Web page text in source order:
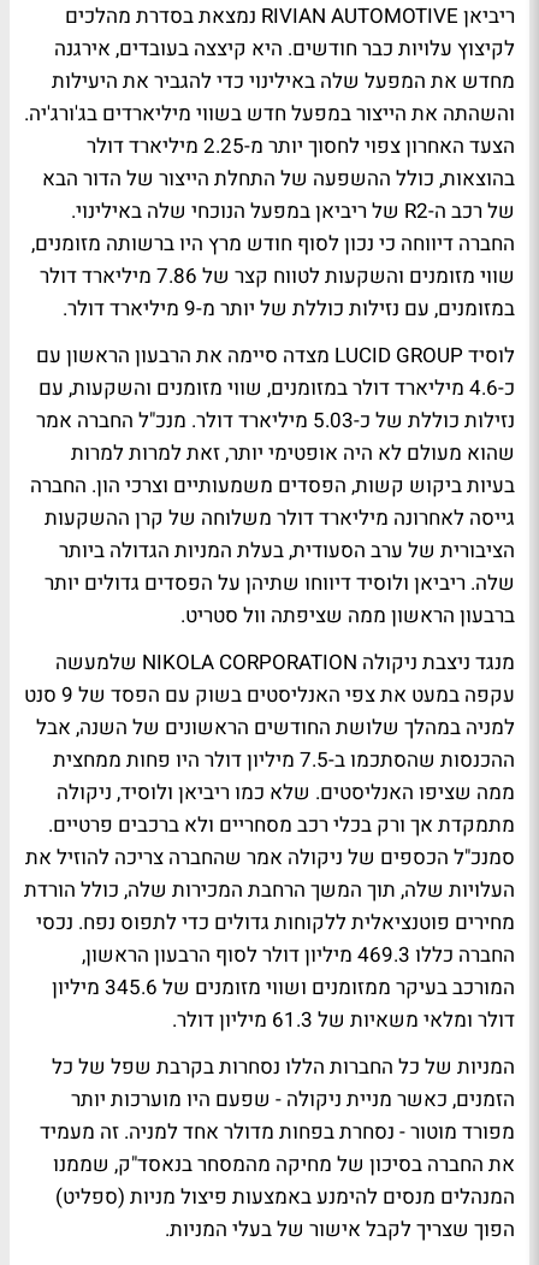
ריביאן RIVIAN AUTOMOTIVE נמצאת בסדרת מהלכים
לקיצוץ עלויות כבר חודשים. היא קיצצה בעובדים, אירגנה
מחדש את המפעל שלה באילינוי כדי להגביר את היעילות
והשהתה את הייצור במפעל חדש בשווי מיליארדים בג'ורג'יה.
הצעד האחרון צפוי לחסוך יותר מ-2.25 מיליארד דולר
בהוצאות, כולל ההשפעה של התחלת הייצור של הדור הבא
של רכב ה-R2 של ריביאן במפעל הנוכחי שלה באילינוי.
החברה דיווחה כי נכון לסוף חודש מרץ היו ברשותה מזומנים,
שווי מזומנים והשקעות לטווח קצר של 7.86 מיליארד דולר
במזומנים, עם נזילות כוללת של יותר מ-9 מיליארד דולר.
לוסיד LUCID GROUP מצדה סיימה את הרבעון הראשון עם
כ-4.6 מיליארד דולר במזומנים, שווי מזומנים והשקעות, עם
נזילות כוללת של כ-5.03 מיליארד דולר. מנכ"ל החברה אמר
שהוא מעולם לא היה אופטימי יותר, זאת למרות למרות
בעיות ביקוש קשות, הפסדים משמעותיים וצרכי הון. החברה
גייסה לאחרונה מיליארד דולר משלוחה של קרן ההשקעות
הציבורית של ערב הסעודית, בעלת המניות הגדולה ביותר
שלה. ריביאן ולוסיד דיווחו שתיהן על הפסדים גדולים יותר
ברבעון הראשון ממה שציפתה וול סטריט.
מנגד ניצבת ניקולה NIKOLA CORPORATION שלמעשה
עקפה במעט את צפי האנליסטים בשוק עם הפסד של 9 סנט
למניה במהלך שלושת החודשים הראשונים של השנה, אבל
ההכנסות שהסתכמו ב-7.5 מיליון דולר היו פחות ממחצית
ממה שציפו האנליסטים. שלא כמו ריביאן ולוסיד, ניקולה
מתמקדת אך ורק בכלי רכב מסחריים ולא ברכבים פרטיים.
סמנכ"ל הכספים של ניקולה אמר שהחברה צריכה להוזיל את
העלויות שלה, תוך המשך הרחבת המכירות שלה, כולל הורדת
מחירים פוטנציאלית ללקוחות גדולים כדי לתפוס נפח. נכסי
החברה כללו 469.3 מיליון דולר לסוף הרבעון הראשון,
המורכב בעיקר ממזומנים ושווי מזומנים של 345.6 מיליון
דולר ומלאי משאיות של 61.3 מיליון דולר.
המניות של כל החברות הללו נסחרות בקרבת שפל של כל
הזמנים, כאשר מניית ניקולה - שפעם היו מוערכות יותר
מפורד מוטור - נסחרת בפחות מדולר אחד למניה. זה מעמיד
את החברה בסיכון של מחיקה מהמסחר בנאסד"ק, שממנו
המנהלים מנסים להימנע באמצעות פיצול מניות (ספליט)
הפוך שצריך לקבל אישור של בעלי המניות.